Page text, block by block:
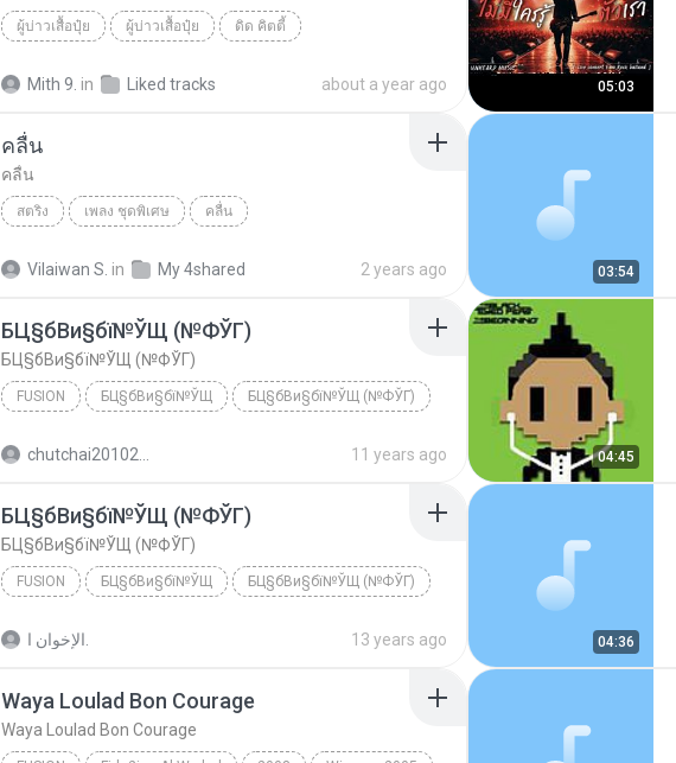
ผู้บ่าวเสื้อปุ๋ย ผู้บ่าวเสื้อปุ๋ย ดิด คิตตี้
Mith 9. in Liked tracks about a year ago 05:03
คลื่น
คลื่น
สตริง เพลง ชุดพิเศษ คลื่น
Vilaiwan S. in My 4shared 2 years ago 03:54
БЦ§бВи§бї№ЎЩ (№ФЎГ)
БЦ§бВи§бї№ЎЩ (№ФЎГ)
FUSION БЦ§бВи§бї№ЎЩ БЦ§бВи§бї№ЎЩ (№ФЎГ)
11 years ago 04:45
БЦ§бВи§бї№ЎЩ (№ФЎГ)
БЦ§бВи§бї№ЎЩ (№ФЎГ)
FUSION БЦ§бВи§бї№ЎЩ БЦ§бВи§бї№ЎЩ (№ФЎГ)
13 years ago 04:36
Waya Loulad Bon Courage
Waya Loulad Bon Courage